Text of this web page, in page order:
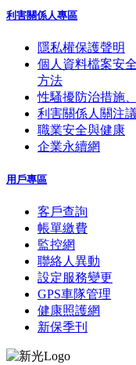
利害關係人專區
隱私權保護聲明
個人資料檔案安
方法
性騷擾防治措施
利害關係人關注
職業安全與健康
企業永續網
用戶專區
客戶查詢
帳單繳費
監控網
聯絡人異動
設定服務變更
GPS車隊管理
健康照護網
新保季刊